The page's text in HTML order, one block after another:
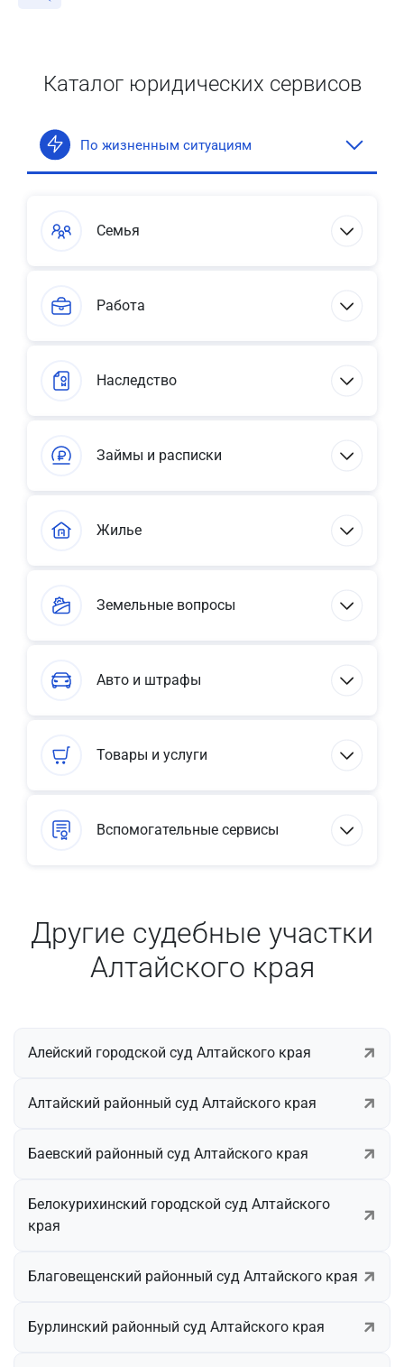
Каталог юридических сервисов
По жизненным ситуациям
Семья
Работа
Наследство
Займы и расписки
Жилье
Земельные вопросы
Авто и штрафы
Товары и услуги
Вспомогательные сервисы
Другие судебные участки
Алтайского края
Алейский городской суд Алтайского края
Алтайский районный суд Алтайского края
Баевский районный суд Алтайского края
Белокурихинский городской суд Алтайского
края
Благовещенский районный суд Алтайского края
Бурлинский районный суд Алтайского края